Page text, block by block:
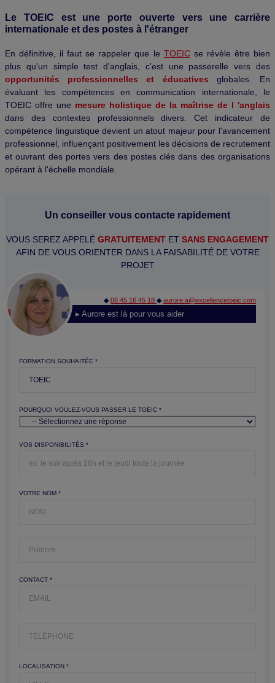
Le TOEIC est une porte ouverte vers une carrière
internationale et des postes à l'étranger
En définitive, il faut se rappeler que le TOEICse révèle être bien
plus qu'un simple test d'anglais, c'est une passerelle vers des
opportunités professionnelles et éducatives globales. En
évaluant les compétences en communication internationale, le
TOEIC offre une mesure holistique de la maîtrise de l 'anglais
dans des contextes professionnels divers. Cet indicateur de
compétence linguistique devient un atout majeur pour l'avancement
professionnel, influençant positivement les décisions de recrutement
et ouvrant des portes vers des postes clés dans des organisations
opérant à l'échelle mondiale.
Un conseiller vous contacte rapidement
VOUS SEREZ APPELÉ GRATUITEMENT ET SANS ENGAGEMENT
AFIN DE VOUS ORIENTER DANS LA FAISABILITÉ DE VOTRE
PROJET
◆ 06 45 16 45 18 ◆ aurore.a@excellencetoeic.com
▸ Aurore est là pour vous aider
FORMATION SOUHAITÉE *
POURQUOI VOULEZ-VOUS PASSER LE TOEIC *
VOS DISPONIBILITÉS *
VOTRE NOM *
CONTACT *
LOCALISATION *